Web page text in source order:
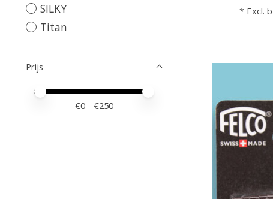
SILKY
Titan
Prijs
Minimale prijswaarde
Price maximum value
€0 - €250
* Excl.